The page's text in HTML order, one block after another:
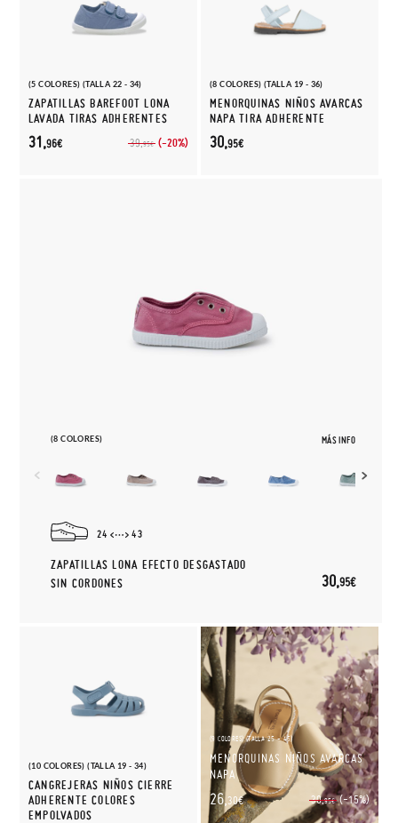
(5 COLORES) (TALLA 22 - 34)
ZAPATILLAS BAREFOOT LONA
LAVADA TIRAS ADHERENTES
39,95€ (-20%)
31,96€
(8 COLORES) (TALLA 19 - 36)
MENORQUINAS NIÑOS AVARCAS
NAPA TIRA ADHERENTE
30,95€
(8 COLORES) MÁS INFO
24 43
ZAPATILLAS LONA EFECTO DESGASTADO
SIN CORDONES
30,95€
(10 COLORES) (TALLA 19 - 34)
CANGREJERAS NIÑOS CIERRE
ADHERENTE COLORES
EMPOLVADOS
(9 COLORES) (TALLA 25 - 45)
MENORQUINAS NIÑOS AVARCAS
NAPA
30,95€ (-15%)
26, 30€